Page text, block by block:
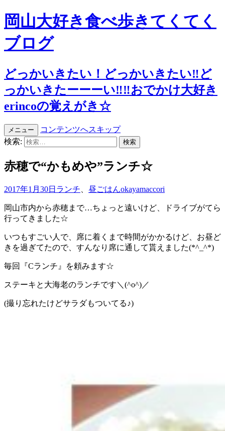
岡山大好き食べ歩きてくてく
ブログ
どっかいきたい！どっかいきたい‼︎ど
っかいきたーーーい‼︎‼︎おでかけ大好き
erincoの覚えがき☆
メニュー
コンテンツへスキップ
検索:
赤穂で“かもめや”ランチ☆
2017年1月30日 ランチ 昼ごはんokayamaccori
岡山市内から赤穂まで…ちょっと遠いけど、ドライブがてら
行ってきました☆
いつもすごい人で、席に着くまで時間がかかるけど、お昼ど
きを過ぎてたので、すんなり席に通して貰えました(*^_^*)
毎回『Cランチ』を頼みます☆
ステーキと大海老のランチです＼(^o^)／
(撮り忘れたけどサラダもついてる♪)